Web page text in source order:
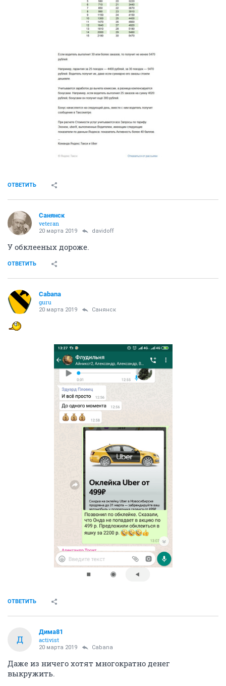
ОТВЕТИТЬ
Санянск
veteran
20 марта 2019 davidoff
У обклееных дороже.
ОТВЕТИТЬ
Cabana
guru
20 марта 2019 Санянск
ОТВЕТИТЬ
Д
Дима81
activist
20 марта 2019 Cabana
Даже из ничего хотят многократно денег
выкружить.